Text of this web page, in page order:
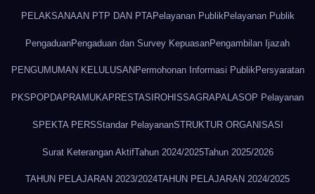
PELAKSANAAN PTP DAN PTA Pelayanan Publik Pelayanan Publik
PengaduanPengaduan dan Survey KepuasanPengambilan Ijazah
PENGUMUMAN KELULUSAN Permohonan Informasi PublikPersyaratan
PKS POPDAPRAMUKAPRESTASI ROHISSAGRAPALASOP Pelayanan
SPEKTA PERSStandar PelayananSTRUKTUR ORGANISASI
Surat Keterangan AktifTahun 2024/2025Tahun 2025/2026
TAHUN PELAJARAN 2023/2024TAHUN PELAJARAN 2024/2025